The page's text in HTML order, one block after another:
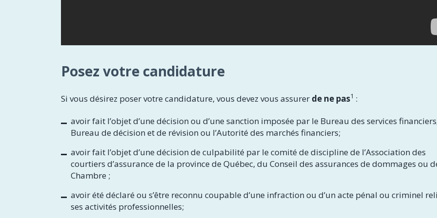
Posez votre candidature
Si vous désirez poser votre candidature, vous devez vous assurer de ne pas1 :
avoir fait l’objet d’une décision ou d’une sanction imposée par le Bureau des services
Bureau de décision et de révision ou l’Autorité des marchés financiers;
avoir fait l’objet d’une décision de culpabilité par le comité de discipline de l’Association des
courtiers d’assurance de la province de Québec, du Conseil des assurances de dommages ou
Chambre ;
avoir été déclaré ou s’être reconnu coupable d’une infraction ou d’un acte pénal ou criminel
ses activités professionnelles;